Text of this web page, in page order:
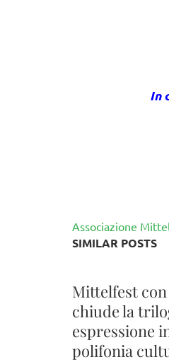
In
Associazione
SIMILAR POSTS
Mittelfest
chiude la
espressione
polifonia